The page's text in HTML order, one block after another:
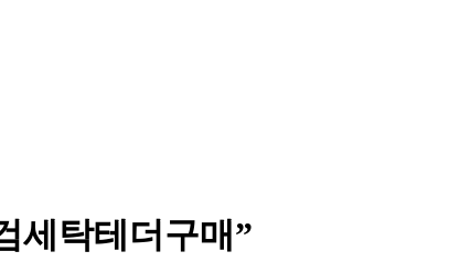
세탁테더구매”